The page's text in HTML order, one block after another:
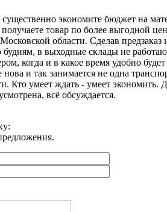
экономите бюджет на
товар по более выгодной
области. Сделав предзаказ
будням, в выходные склады не
когда и в какое время удобно будет
и так занимается не одна
Кто умеет ждать - умеет экономить.
всё обсуждается.